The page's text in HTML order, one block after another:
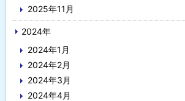
2025年11月
2024年
2024年1月
2024年2月
2024年3月
2024年4月